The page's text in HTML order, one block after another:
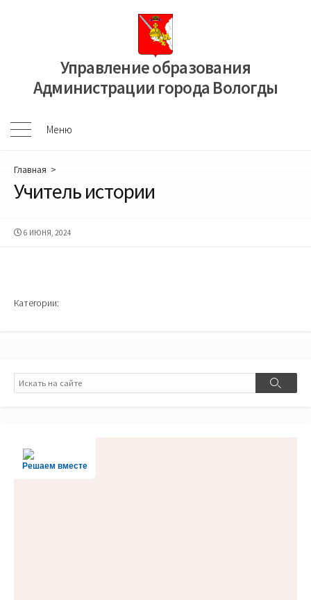
Управление образования
Администрации города Вологды
Меню
Меню
Главная >
Учитель истории
ДАТА
6 ИЮНЯ, 2024
Категории:
Поиск
Поиск
Решаем вместе